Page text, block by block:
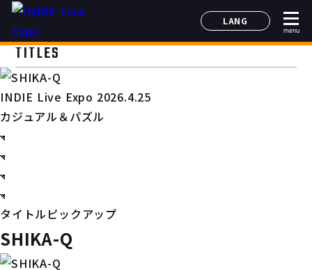
LANG
日本語
menu
TITLES
INDIE Live Expo 2026.4.25
カジュアル＆パズル
タイトルピックアップ
SHIKA-Q